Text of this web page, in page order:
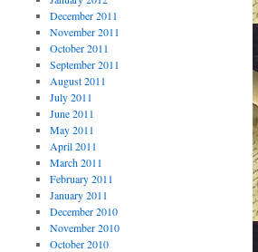
December 2011
November 2011
October 2011
September 2011
August 2011
July 2011
June 2011
May 2011
April 2011
March 2011
February 2011
January 2011
December 2010
November 2010
October 2010